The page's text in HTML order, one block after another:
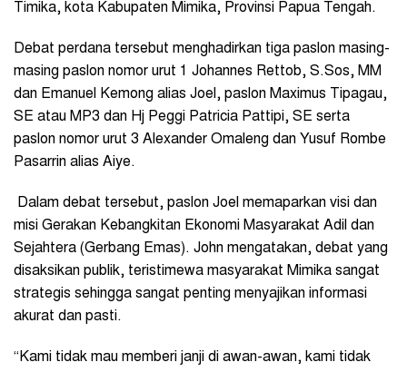
Timika, kota Kabupaten Mimika, Provinsi Papua Tengah.
Debat perdana tersebut menghadirkan tiga paslon masing-
masing paslon nomor urut 1 Johannes Rettob, S.Sos, MM
dan Emanuel Kemong alias Joel, paslon Maximus Tipagau,
SE atau MP3 dan Hj Peggi Patricia Pattipi, SE serta
paslon nomor urut 3 Alexander Omaleng dan Yusuf Rombe
Pasarrin alias Aiye.
Dalam debat tersebut, paslon Joel memaparkan visi dan
misi Gerakan Kebangkitan Ekonomi Masyarakat Adil dan
Sejahtera (Gerbang Emas). John mengatakan, debat yang
disaksikan publik, teristimewa masyarakat Mimika sangat
strategis sehingga sangat penting menyajikan informasi
akurat dan pasti.
“Kami tidak mau memberi janji di awan-awan, kami tidak